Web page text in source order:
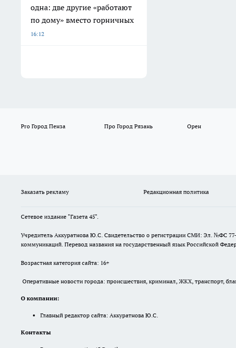
одна: две другие «работают
по дому» вместо горничных
16:12
Pro Город Пенза Про Город Рязань Орен
Заказать рекламу Редакционная политика
Сетевое издание "Газета 45".
Учредитель Аккуратнова Ю.С. Свидетельство о регистрации СМИ: Эл. №ФС
коммуникаций. Перевод названия на государственный язык Российской
Возрастная категория сайта: 16+
Оперативные новости города: происшествия, криминал, ЖКХ, транспорт,
О компании:
Главный редактор сайта: Аккуратнова Ю.С.
Контакты